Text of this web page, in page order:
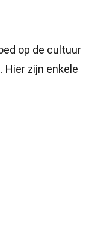
op de cultuur
Hier zijn enkele